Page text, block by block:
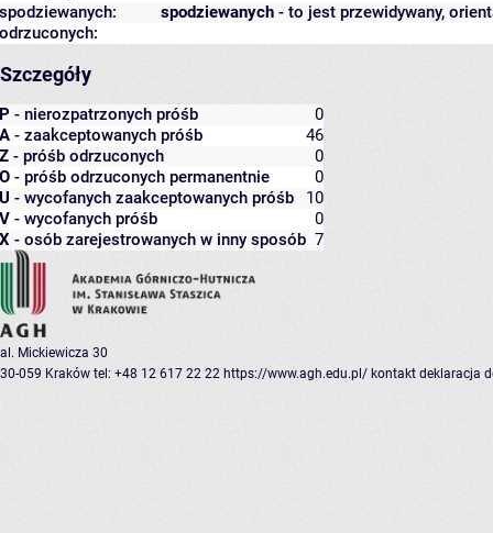
spodziewanych - to jest przewidywany,
spodziewanych:
odrzuconych:
Szczegóły
P - nierozpatrzonych próśb
0
A - zaakceptowanych próśb
46
Z - próśb odrzuconych
0
O - próśb odrzuconych permanentnie
0
U - wycofanych zaakceptowanych próśb
10
V - wycofanych próśb
0
X - osób zarejestrowanych w inny sposób 7
al. Mickiewicza 30
30-059 Kraków tel: +48 12 617 22 22 https://www.agh.edu.pl/ kontakt deklaracja